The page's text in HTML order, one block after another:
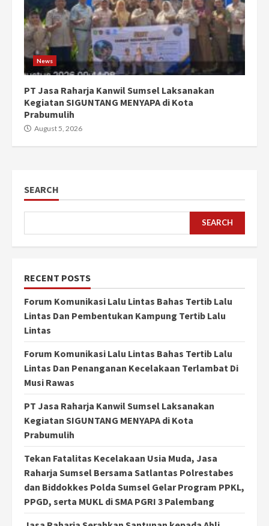
News
PT Jasa Raharja Kanwil Sumsel Laksanakan
Kegiatan SIGUNTANG MENYAPA di Kota
Prabumulih
August 5, 2026
SEARCH
SEARCH
RECENT POSTS
Forum Komunikasi Lalu Lintas Bahas Tertib Lalu
Lintas Dan Pembentukan Kampung Tertib Lalu
Lintas
Forum Komunikasi Lalu Lintas Bahas Tertib Lalu
Lintas Dan Penanganan Kecelakaan Terlambat Di
Musi Rawas
PT Jasa Raharja Kanwil Sumsel Laksanakan
Kegiatan SIGUNTANG MENYAPA di Kota
Prabumulih
Tekan Fatalitas Kecelakaan Usia Muda, Jasa
Raharja Sumsel Bersama Satlantas Polrestabes
dan Biddokkes Polda Sumsel Gelar Program PPKL,
PPGD, serta MUKL di SMA PGRI 3 Palembang